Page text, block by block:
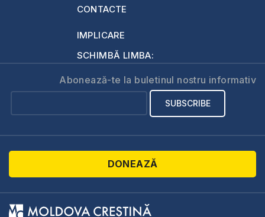
CONTACTE
IMPLICARE
SCHIMBĂ LIMBA:
Abonează-te la buletinul nostru informativ
DONEAZĂ